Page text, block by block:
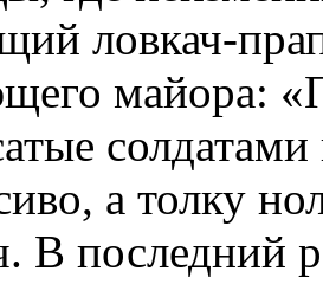
ловкач-
майора:
а толку
В последний